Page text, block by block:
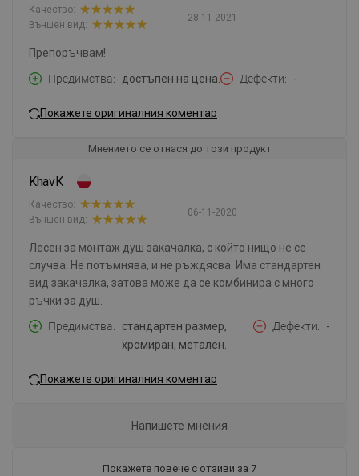
28-11-2021
Качество:
Външен вид:
Препоръчвам!
Предимства
достъпен на цена. Дефекти -
Покажете оригиналния коментар
Мнението се отнася до този продукт
KhavK
06-11-2020
Качество:
Външен вид:
Лесен за монтаж душ закачалка, с който нищо не се
случва. Не потъмнява, и не ръждясва. Има стандартен
вид закачалка, затова може да се комбинира с много
ръчки за душ.
Предимства
стандартен размер,
хромиран, метален.
Дефекти -
Покажете оригиналния коментар
Покажете повече с отзиви за 7
Напишете мнения